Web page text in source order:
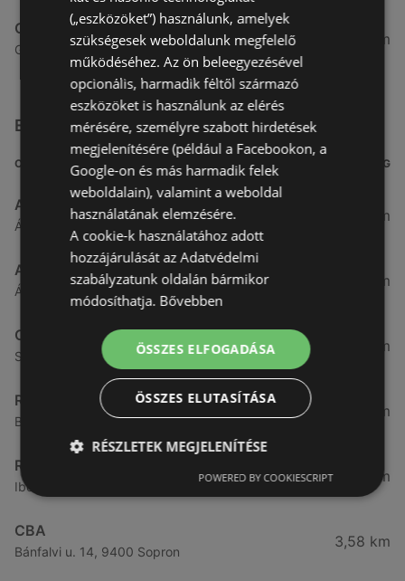
Coop Tisza
Győri utca 2 2, 9141 Ikrény
75,33 km
Egyéb Szupermarketek üzletek a közelben
CÍM TÁVOLSÁG
Aldi
Ágfalvi út 4/A., 9400 Sopron
3,26 km
ALDI Magyarország Élelmiszer Bt.
Ágfalvi út 4/a, 9400 Sopron
3,26 km
CBA
Somfalvi u. 14., 9400 Sopron
3,31 km
Reál
Besenyő u. 16., 9400 Sopron
3,32 km
Reál
Ibolya út 15., 9400 Sopron
3,41 km
CBA
Bánfalvi u. 14, 9400 Sopron
3,58 km
(„eszközöket”) használunk, amelyek
szükségesek weboldalunk megfelelő
működéséhez. Az ön beleegyezésével
opcionális, harmadik féltől származó
eszközöket is használunk az elérés
mérésére, személyre szabott hirdetések
megjelenítésére (például a Facebookon, a
Google-on és más harmadik felek
weboldalain), valamint a weboldal
használatának elemzésére.
A cookie-k használatához adott
hozzájárulását az Adatvédelmi
szabályzatunk oldalán bármikor
módosíthatja. Bővebben
ÖSSZES ELFOGADÁSA
ÖSSZES ELUTASÍTÁSA
RÉSZLETEK MEGJELENÍTÉSE
POWERED BY COOKIESCRIPT